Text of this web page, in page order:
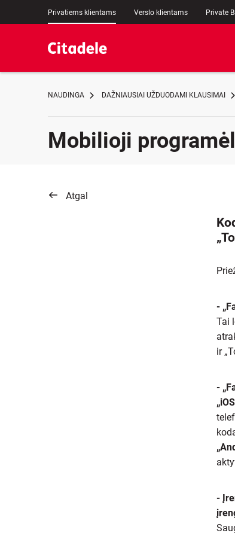
Privatiems klientams Verslo klientams Private
NAUDINGA DAŽNIAUSIAI UŽDUODAMI KLAUSIMAI
Mobilioji
Atgal
-
Tai
ir
-
-